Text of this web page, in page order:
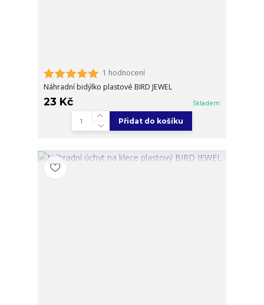
1 hodnocení
Náhradní bidýlko plastové BIRD JEWEL
23 Kč Skladem
Přidat do košíku